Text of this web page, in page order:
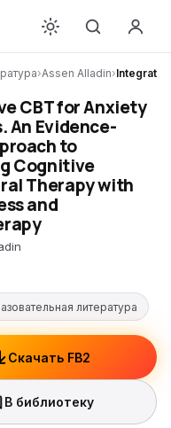
›Assen Alladin›
CBT for Anxiety
An Evidence-
to
Cognitive
Therapy with
and
литература
Скачать FB2
В библиотеку